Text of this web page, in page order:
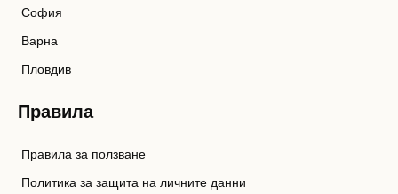
София
Варна
Пловдив
Правила
Правила за ползване
Политика за защита на личните данни